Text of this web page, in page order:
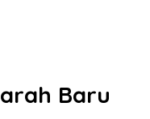
Baru